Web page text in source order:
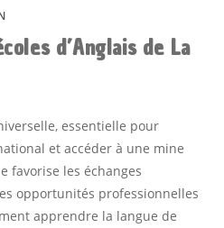
d’Anglais de La
essentielle pour
et accéder à une mine
favorise les échanges
opportunités professionnelles
apprendre la langue de